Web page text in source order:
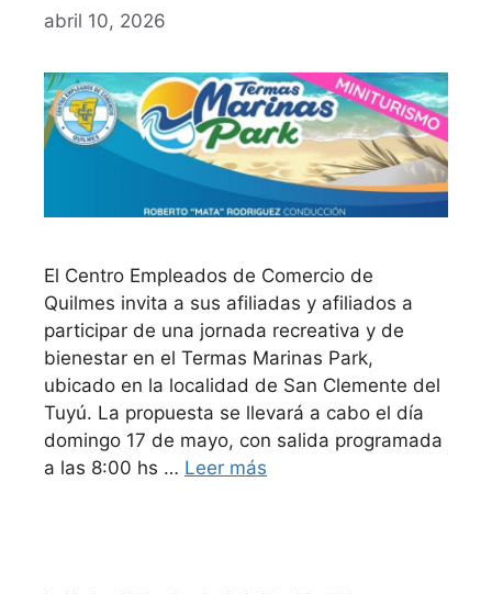
abril 10, 2026
El Centro Empleados de Comercio de
Quilmes invita a sus afiliadas y afiliados a
participar de una jornada recreativa y de
bienestar en el Termas Marinas Park,
ubicado en la localidad de San Clemente del
Tuyú. La propuesta se llevará a cabo el día
domingo 17 de mayo, con salida programada
a las 8:00 hs … Leer más